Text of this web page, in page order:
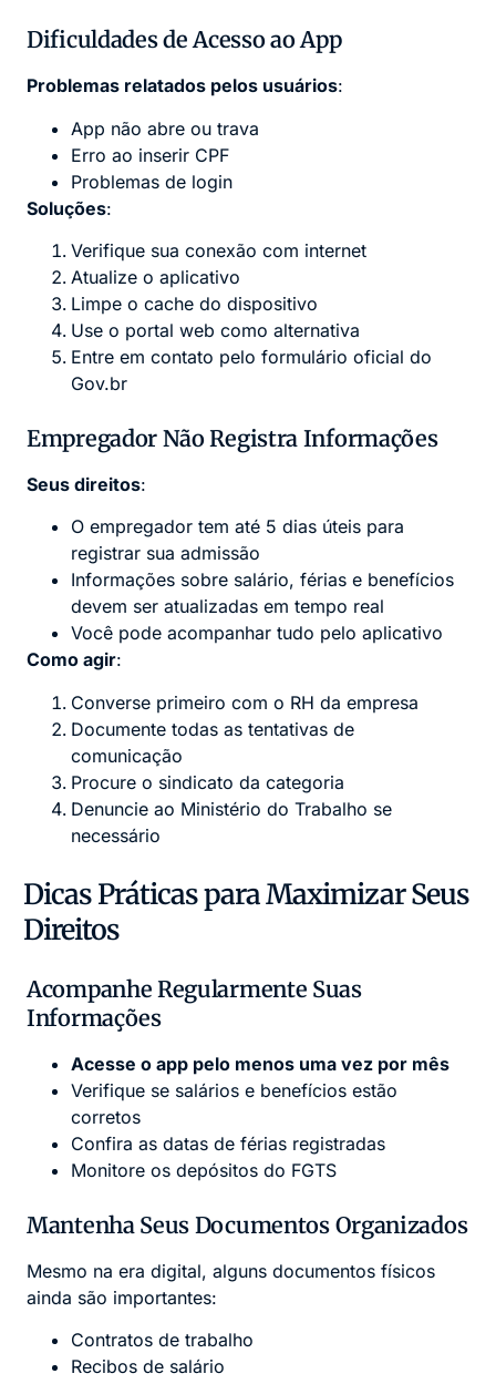
Dificuldades de Acesso ao App
Problemas relatados pelos usuários:
App não abre ou trava
Erro ao inserir CPF
Problemas de login
Soluções:
Verifique sua conexão com internet
Atualize o aplicativo
Limpe o cache do dispositivo
Use o portal web como alternativa
Entre em contato pelo formulário oficial do
Gov.br
Empregador Não Registra Informações
Seus direitos:
O empregador tem até 5 dias úteis para
registrar sua admissão
Informações sobre salário, férias e benefícios
devem ser atualizadas em tempo real
Você pode acompanhar tudo pelo aplicativo
Como agir:
Converse primeiro com o RH da empresa
Documente todas as tentativas de
comunicação
Procure o sindicato da categoria
Denuncie ao Ministério do Trabalho se
necessário
Dicas Práticas para Maximizar Seus
Direitos
Acompanhe Regularmente Suas
Informações
Acesse o app pelo menos uma vez por mês
Verifique se salários e benefícios estão
corretos
Confira as datas de férias registradas
Monitore os depósitos do FGTS
Mantenha Seus Documentos Organizados
Mesmo na era digital, alguns documentos físicos
ainda são importantes:
Contratos de trabalho
Recibos de salário